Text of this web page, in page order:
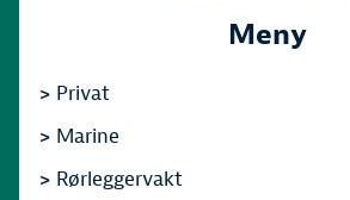
Meny
> Privat
> Marine
> Rørleggervakt